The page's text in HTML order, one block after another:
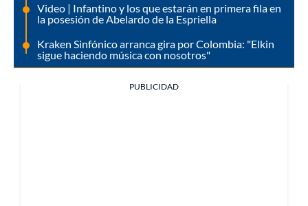
Video | Infantino y los que estarán en primera fila en
la posesión de Abelardo de la Espriella
Kraken Sinfónico arranca gira por Colombia: "Elkin
sigue haciendo música con nosotros"
PUBLICIDAD